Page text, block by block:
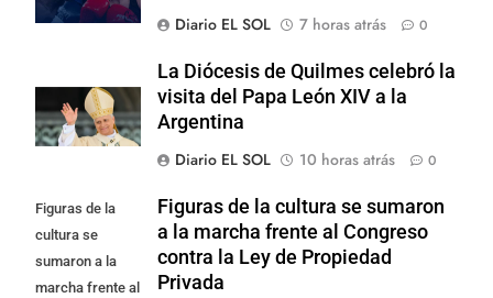
Diario EL SOL
7 horas atrás 0
La Diócesis de Quilmes celebró la
visita del Papa León XIV a la
Argentina
Diario EL SOL
10 horas atrás 0
Figuras de la
cultura se
sumaron a la
marcha frente al
Figuras de la cultura se sumaron
a la marcha frente al Congreso
contra la Ley de Propiedad
Privada